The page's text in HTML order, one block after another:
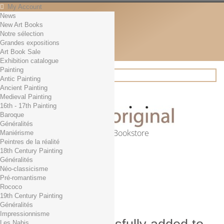
My Account
Contact
English
English
Français
News
Search
Online Art Bookstore
Cart (empty)
No products
Free shipping!
0,00 € Total
Check out
News
New Art Books
Notre sélection
Grandes expositions
Art Book Sale
Exhibition catalogue
Painting
Antic Painting
Ancient Painting
Medieval Painting
16th - 17th Painting
Baroque
Généralités
Maniérisme
Peintres de la réalité
18th Century Painting
Généralités
Néo-classicisme
Pré-romantisme
Rococo
19th Century Painting
Généralités
Impressionnisme